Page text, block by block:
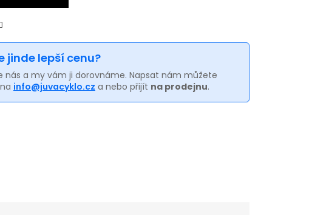
jinde lepší cenu?
nás a my vám ji dorovnáme. Napsat nám můžete
info@juvacyklo.cz a nebo přijít na prodejnu.